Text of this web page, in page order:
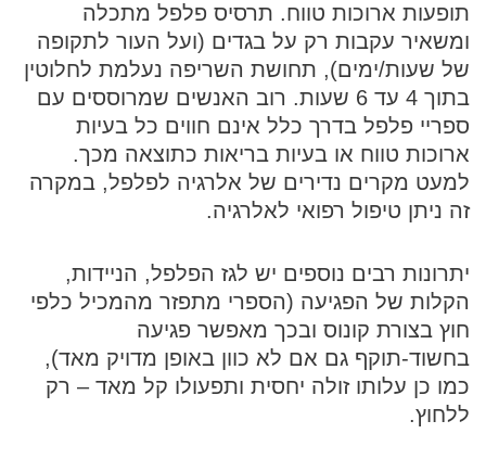
תופעות ארוכות טווח. תרסיס פלפל מתכלה
ומשאיר עקבות רק על בגדים (ועל העור לתקופה
של שעות/ימים), תחושת השריפה נעלמת לחלוטין
בתוך 4 עד 6 שעות. רוב האנשים שמרוססים עם
ספריי פלפל בדרך כלל אינם חווים כל בעיות
ארוכות טווח או בעיות בריאות כתוצאה מכך.
למעט מקרים נדירים של אלרגיה לפלפל, במקרה
זה ניתן טיפול רפואי לאלרגיה.
יתרונות רבים נוספים יש לגז הפלפל, הניידות,
הקלות של הפגיעה (הספרי מתפזר מהמכיל כלפי
חוץ בצורת קונוס ובכך מאפשר פגיעה
בחשוד-תוקף גם אם לא כוון באופן מדויק מאד),
כמו כן עלותו זולה יחסית ותפעולו קל מאד – רק
ללחוץ.